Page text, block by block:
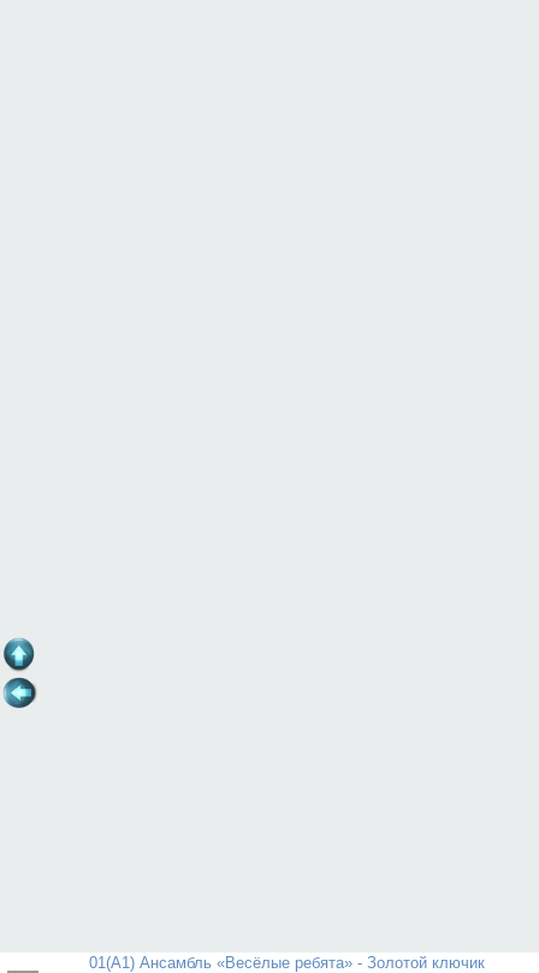
01(А1) Ансамбль «Весёлые ребята» - Золотой ключик